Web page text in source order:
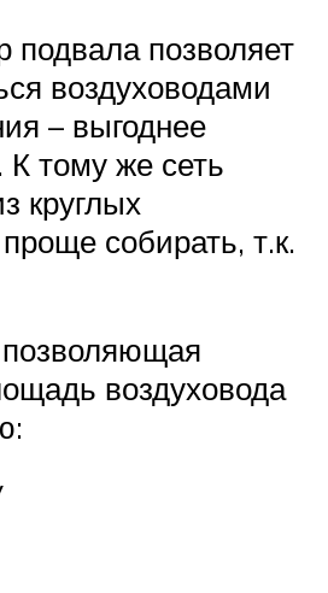
подвала позволяет
воздуховодами
– выгоднее
тому же сеть
круглых
собирать, т.к.
воздуховода